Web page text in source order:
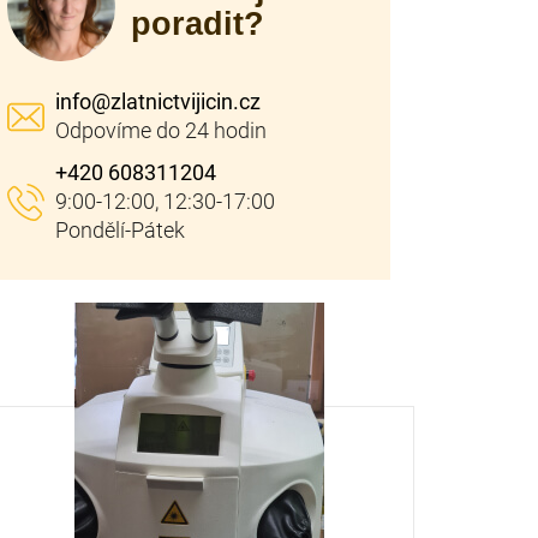
poradit?
info@zlatnictvijicin.cz
+420 608311204